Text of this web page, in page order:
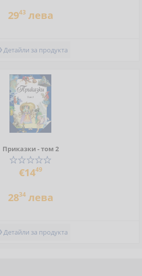
2943лева
Детайли за продукта
Приказки - том 2
€1449
2834лева
Детайли за продукта